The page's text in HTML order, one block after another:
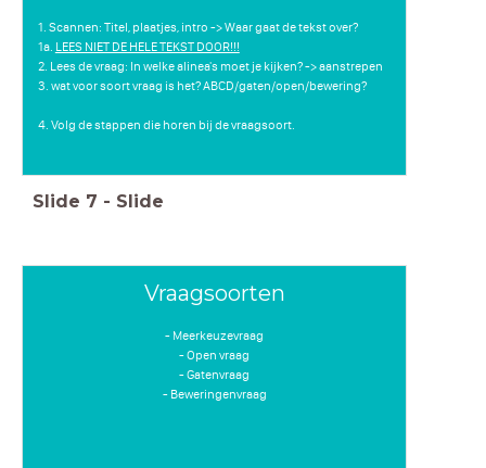
1. Scannen: Titel, plaatjes, intro -> Waar gaat de tekst over?
1a. LEES NIET DE HELE TEKST DOOR!!!
2. Lees de vraag: In welke alinea's moet je kijken? -> aanstrepen
3. wat voor soort vraag is het? ABCD/gaten/open/bewering?
4. Volg de stappen die horen bij de vraagsoort.
Slide 7 - Slide
Vraagsoorten
- Meerkeuzevraag
- Open vraag
- Gatenvraag
- Beweringenvraag